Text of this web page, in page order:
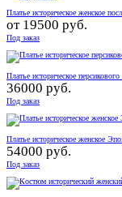
Платье историческое женское
от 19500 руб.
Под заказ
Платье историческое персикового
36000 руб.
Под заказ
Платье историческое женское
54000 руб.
Под заказ